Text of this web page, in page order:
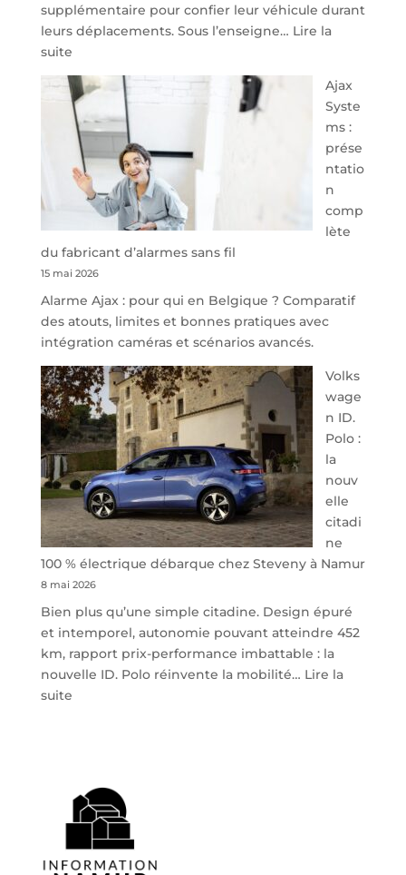
supplémentaire pour confier leur véhicule durant
leurs déplacements. Sous l’enseigne… Lire la
suite:
40
minutes
de
Namur,
Steveny
Park
redessine
de
parking
sécurisé
à
l’aéroport
de
Charleroi
Ajax
Syste
ms :
prése
ntatio
n
comp
lète
du fabricant d’alarmes sans fil
15 mai 2026
Alarme Ajax : pour qui en Belgique ? Comparatif
des atouts, limites et bonnes pratiques avec
intégration caméras et scénarios avancés.
Volks
wage
n ID.
Polo :
la
nouv
elle
citadi
ne
100 % électrique débarque chez Steveny à Namur
8 mai 2026
Bien plus qu’une simple citadine. Design épuré
et intemporel, autonomie pouvant atteindre 452
km, rapport prix-performance imbattable : la
nouvelle ID. Polo réinvente la mobilité… Lire la
suite:
la
nouvelle
citadine
100